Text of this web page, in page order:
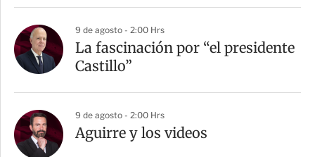
9 de agosto - 2:00 Hrs
La fascinación por “el presidente
Castillo”
9 de agosto - 2:00 Hrs
Aguirre y los videos